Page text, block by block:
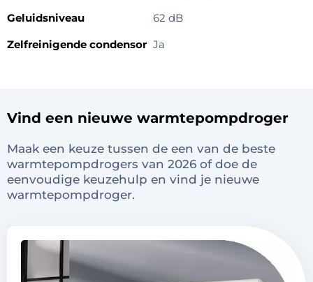
Geluidsniveau
62 dB
Zelfreinigende condensor Ja
Vind een nieuwe warmtepompdroger
Maak een keuze tussen de een van de beste
warmtepompdrogers van 2026 of doe de
eenvoudige keuzehulp en vind je nieuwe
warmtepompdroger.